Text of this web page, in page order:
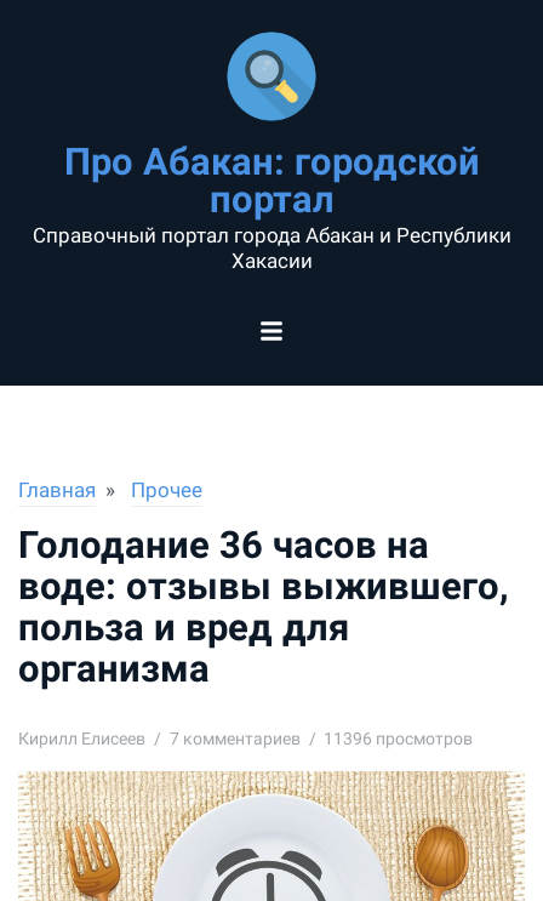
Про Абакан: городской
портал
Справочный портал города Абакан и Республики
Хакасии
Главная Прочее
Голодание 36 часов на
воде: отзывы выжившего,
польза и вред для
организма
Кирилл Елисеев 7 комментариев 11396 просмотров